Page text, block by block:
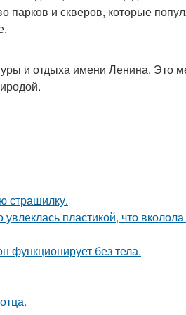
парков и скверов, которые
и отдыха имени Ленина. Это
страшилку.
пластикой, что
функционирует без тела.